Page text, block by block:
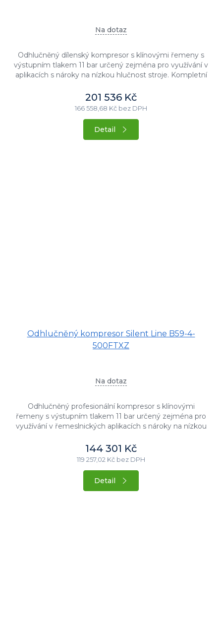
Na dotaz
Odhlučněný dílenský kompresor s klínovými řemeny s
výstupním tlakem 11 bar určený zejména pro využívání v
aplikacích s nároky na nízkou hlučnost stroje. Kompletní
201 536 Kč
166 558,68 Kč bez DPH
Detail
Odhlučněný kompresor Silent Line B59-4-
500FTXZ
Na dotaz
Odhlučněný profesionální kompresor s klínovými
řemeny s výstupním tlakem 11 bar určený zejména pro
využívání v řemeslnických aplikacích s nároky na nízkou
144 301 Kč
119 257,02 Kč bez DPH
Detail